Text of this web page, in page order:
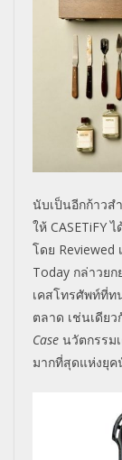
นับเป็นอีกก้าวส
ให้ CASETiFYไ
โดย Reviewed
Today กล่าวยก
เคสโทรศัพท์ที่
ตลาด เช่นเดีย
Case นวัตกรรม
มากที่สุดแห่งยุค